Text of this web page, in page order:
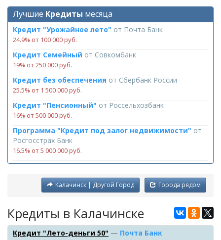
Лучшие Кредиты месяца
Кредит "Урожайное лето" от Почта Банк
24.9% от 100 000 руб.
Кредит Семейный от Совкомбанк
19% от 250 000 руб.
Кредит без обеспечения от Сбербанк России
25.5% от 1 500 000 руб.
Кредит "Пенсионный" от Россельхозбанк
16% от 500 000 руб.
Программа "Кредит под залог недвижимости" от
Росгосстрах Банк
16.5% от 5 000 000 руб.
Города рядом
Калачинск | Другой Город
Кредиты в Калачинске
Кредит "Лето-деньги 50" — Почта Банк